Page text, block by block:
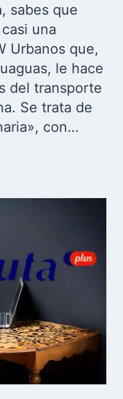
sabes que
una
Urbanos que,
le hace
del transporte
Se trata de
con…